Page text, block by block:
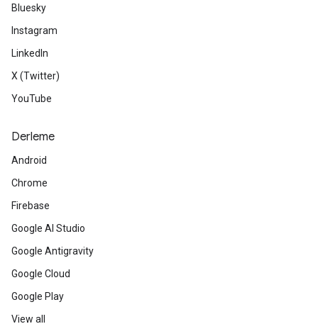
Bluesky
Instagram
LinkedIn
X (Twitter)
YouTube
Derleme
Android
Chrome
Firebase
Google AI Studio
Google Antigravity
Google Cloud
Google Play
View all